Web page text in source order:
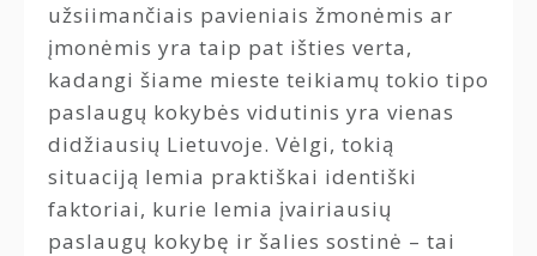
užsiimančiais pavieniais žmonėmis ar
įmonėmis yra taip pat išties verta,
kadangi šiame mieste teikiamų tokio tipo
paslaugų kokybės vidutinis yra vienas
didžiausių Lietuvoje. Vėlgi, tokią
situaciją lemia praktiškai identiški
faktoriai, kurie lemia įvairiausių
paslaugų kokybę ir šalies sostinė – tai